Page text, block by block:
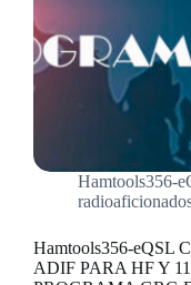
Hamtools356-
Hamtools356-eQSL
ADIF PARA HF Y